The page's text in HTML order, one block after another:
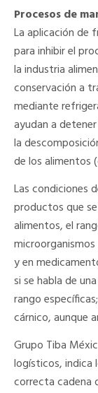
Procesos de
La aplicación de
para inhibir el
la industria
conservación a
mediante
ayudan a
la
de los alimentos
Las condiciones
productos que
alimentos, el
y en
si se habla de
rango
cárnico, aunque
Grupo Tiba
logísticos, indica
correcta cadena